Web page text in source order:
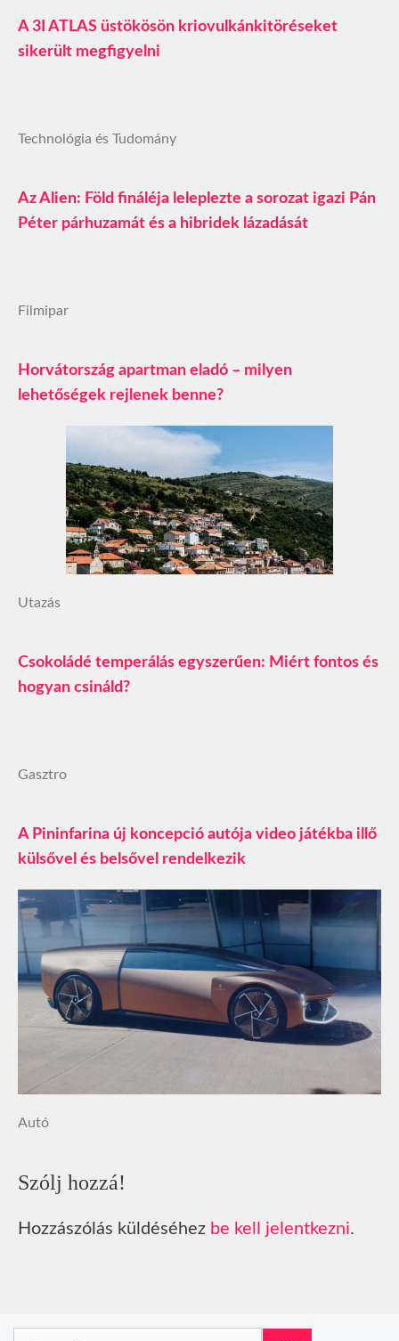
A 3I ATLAS üstökösön kriovulkánkitöréseket
sikerült megfigyelni
Technológia és Tudomány
Az Alien: Föld fináléja leleplezte a sorozat igazi Pán
Péter párhuzamát és a hibridek lázadását
Filmipar
Horvátország apartman eladó – milyen
lehetőségek rejlenek benne?
Utazás
Csokoládé temperálás egyszerűen: Miért fontos és
hogyan csináld?
Gasztro
A Pininfarina új koncepció autója video játékba illő
külsővel és belsővel rendelkezik
Autó
Szólj hozzá!
Hozzászólás küldéséhez be kell jelentkezni.